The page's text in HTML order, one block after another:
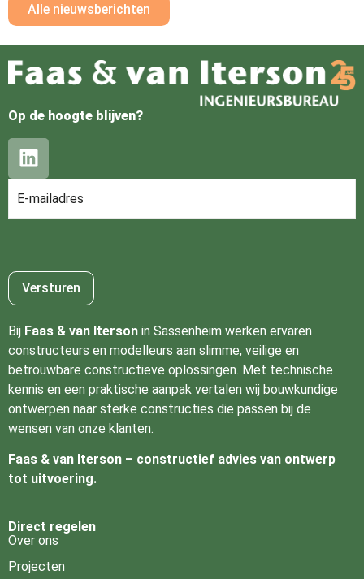
Alle nieuwsberichten
Op de hoogte blijven?
Bij Faas & van Iterson in Sassenheim werken ervaren
constructeurs en modelleurs aan slimme, veilige en
betrouwbare constructieve oplossingen. Met technische
kennis en een praktische aanpak vertalen wij bouwkundige
ontwerpen naar sterke constructies die passen bij de
wensen van onze klanten.
Faas & van Iterson – constructief advies van ontwerp
tot uitvoering.
Direct regelen
Over ons
Projecten